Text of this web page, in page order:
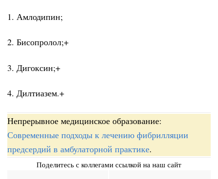
1. Амлодипин;
2. Бисопролол;+
3. Дигоксин;+
4. Дилтиазем.+
Непрерывное медицинское образование:
Современные подходы к лечению фибрилляции
предсердий в амбулаторной практике.
Поделитесь с коллегами ссылкой на наш сайт